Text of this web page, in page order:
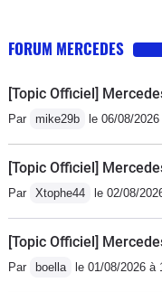
FORUM MERCEDES
[Topic Officiel]
Par mike29b le 06/08/
[Topic Officiel]
Par Xtophe44 le 02/08/
[Topic Officiel]
Par boella le 01/08/2026 à